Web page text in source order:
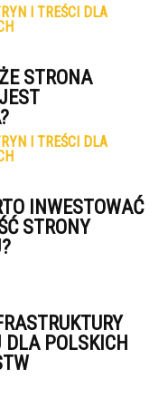
I TREŚCI DLA
STRONA
I TREŚCI DLA
INWESTOWAĆ
STRONY
DLA POLSKICH